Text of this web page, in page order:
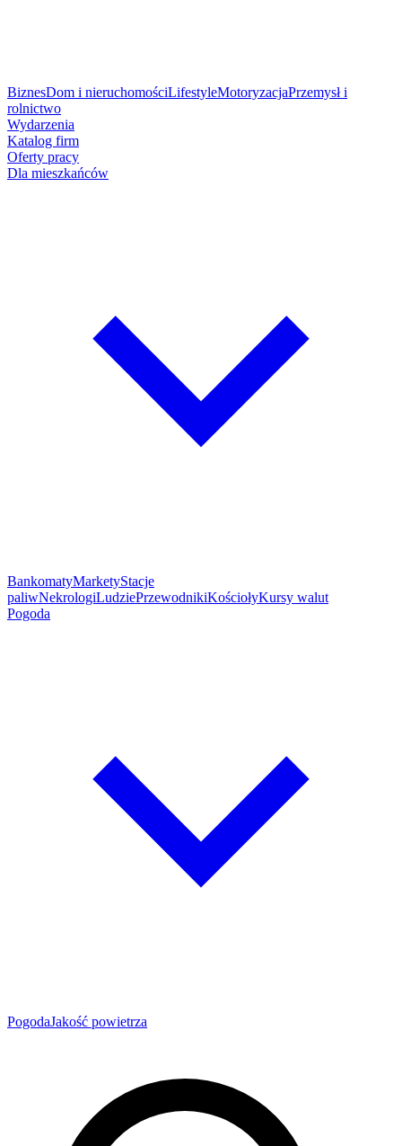
BiznesDom i nieruchomościLifestyleMotoryzacjaPrzemysł i
rolnictwo
Wydarzenia
Katalog firm
Oferty pracy
Dla mieszkańców
BankomatyMarketyStacje
paliwNekrologiLudziePrzewodnikiKościołyKursy walut
Pogoda
PogodaJakość powietrza